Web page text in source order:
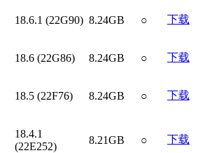
18.6.1 (22G90) 8.24GB ○ 下载
18.6 (22G86) 8.24GB ○ 下载
18.5 (22F76) 8.24GB ○ 下载
18.4.1
(22E252)
8.21GB ○ 下载